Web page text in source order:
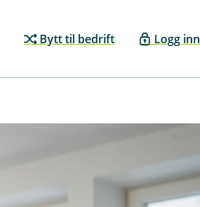
Bytt til bedrift Logg inn